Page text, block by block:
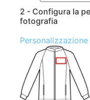
2 - Configura la
fotografia